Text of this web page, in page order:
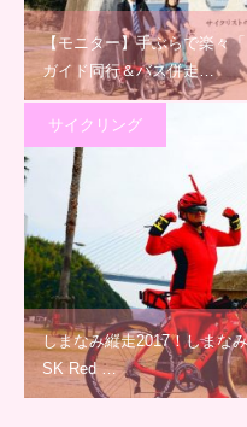
【モニター】手ぶらで楽々
ガイド同行＆バス併走…
サイクリング
しまなみ縦走2017！しまな
SK Red …